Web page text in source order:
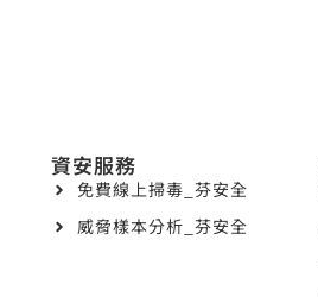
資安服務
免費線上掃毒_芬安全
威脅樣本分析_芬安全